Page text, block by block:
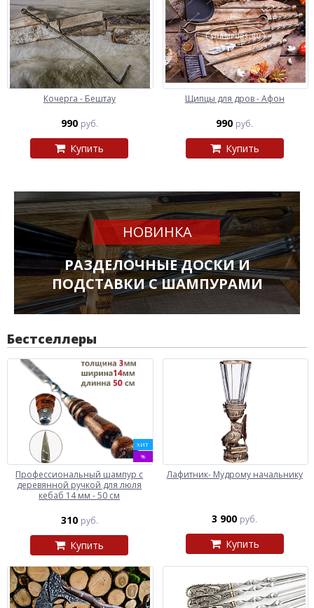
Кочерга - Бештау
990 руб.
Купить
Щипцы для дров - Афон
990 руб.
Купить
НОВИНКА
РАЗДЕЛОЧНЫЕ ДОСКИ И
ПОДСТАВКИ С ШАМПУРАМИ
Бестселлеры
ХИТ
%
Профессиональный шампур с
деревянной ручкой для люля
кебаб 14 мм - 50 см
310 руб.
Купить
Лафитник- Мудрому начальнику
3 900 руб.
Купить